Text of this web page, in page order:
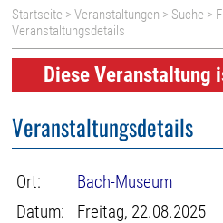
Startseite >Veranstaltungen > Suche >
Veranstaltungsdetails
Diese Veranstaltung
Veranstaltungsdetails
Ort:
Bach-Museum
Datum:
Freitag, 22.08.2025